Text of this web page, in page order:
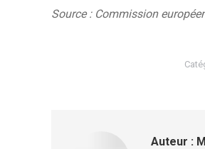
Source : Commission
Auteur :